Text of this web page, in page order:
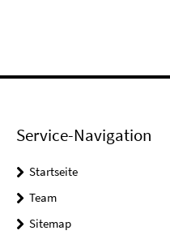
Service-Navigation
Startseite
Team
Sitemap